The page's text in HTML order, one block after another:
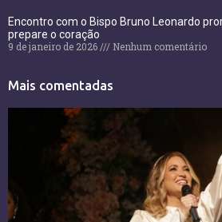
Encontro com o Bispo Bruno Leonardo
prepare o coração
9 de janeiro de 2026
Nenhum comentário
Mais comentadas